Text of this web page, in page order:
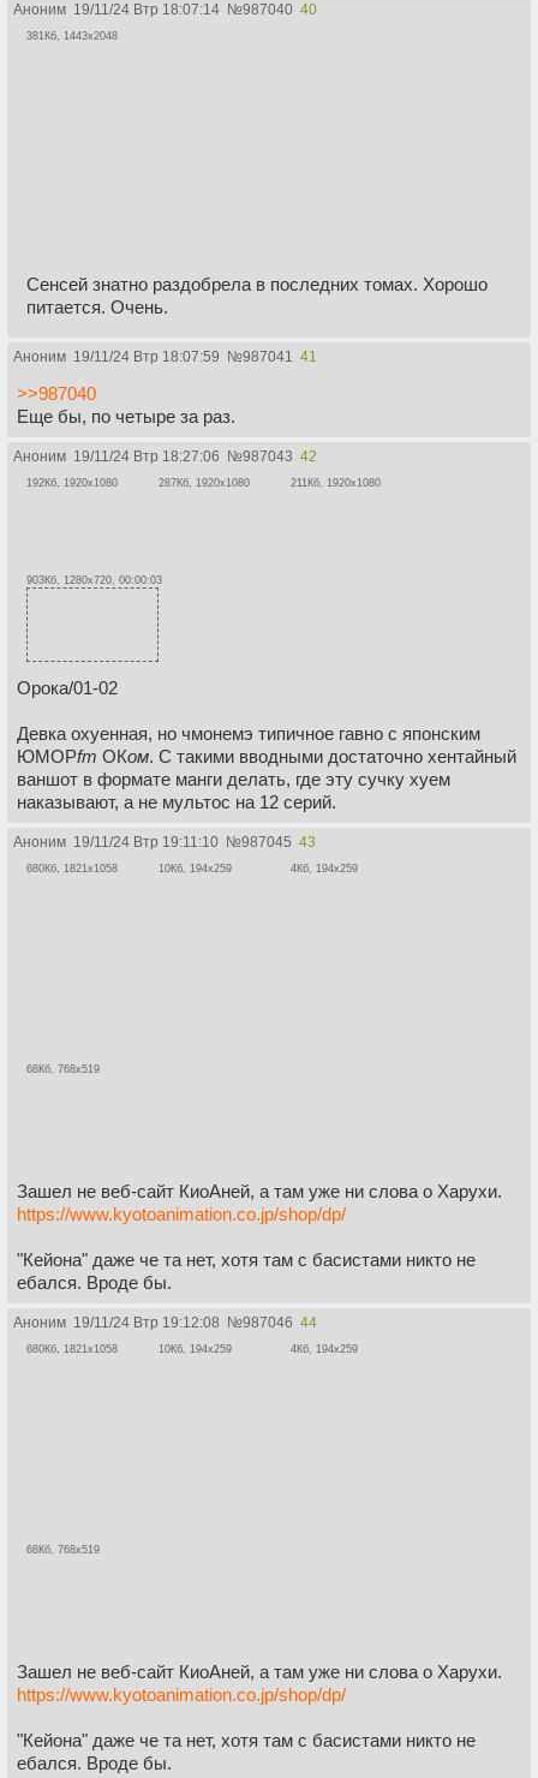
Аноним 19/11/24 Втр 18:07:14 №987040 40
381Кб, 1443x2048
Сенсей знатно раздобрела в последних томах. Хорошо
питается. Очень.
Аноним 19/11/24 Втр 18:07:59 №987041 41
>>987040
Еще бы, по четыре за раз.
Аноним 19/11/24 Втр 18:27:06 №987043 42
192Кб, 1920x1080 287Кб, 1920x1080 211Кб, 1920x1080
903Кб, 1280x720, 00:00:03
Орока/01-02
Девка охуенная, но чмонемэ типичное гавно с японским
ЮМОРfm ОКом. С такими вводными достаточно хентайный
ваншот в формате манги делать, где эту сучку хуем
наказывают, а не мультос на 12 серий.
Аноним 19/11/24 Втр 19:11:10 №987045 43
680Кб, 1821x1058 10Кб, 194x259 4Кб, 194x259
68Кб, 768x519
Зашел не веб-сайт КиоАней, а там уже ни слова о Харухи.
https://www.kyotoanimation.co.jp/shop/dp/
"Кейона" даже че та нет, хотя там с басистами никто не
ебался. Вроде бы.
Аноним 19/11/24 Втр 19:12:08 №987046 44
680Кб, 1821x1058 10Кб, 194x259 4Кб, 194x259
68Кб, 768x519
Зашел не веб-сайт КиоАней, а там уже ни слова о Харухи.
https://www.kyotoanimation.co.jp/shop/dp/
"Кейона" даже че та нет, хотя там с басистами никто не
ебался. Вроде бы.